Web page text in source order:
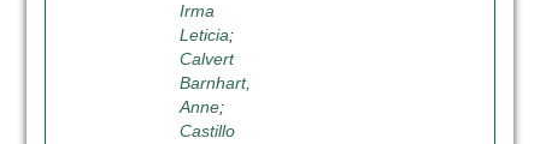
Irma
Leticia;
Calvert
Barnhart,
Anne;
Castillo